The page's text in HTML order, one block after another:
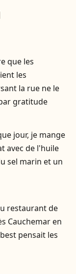
que les
les
la rue ne le
gratitude
jour, je mange
avec de l'huile
sel marin et un
restaurant de
Cauchemar en
pensait les